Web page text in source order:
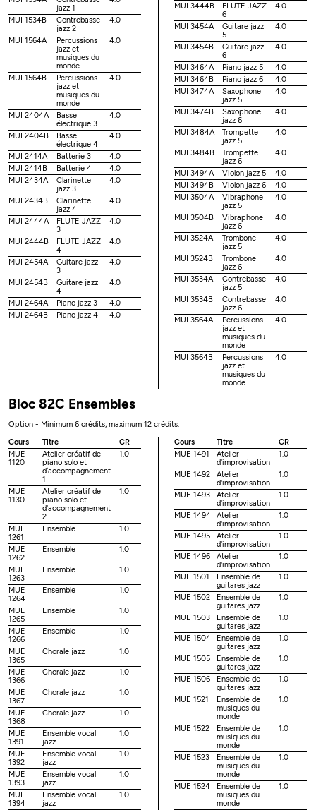
jazz 1
MUI 1534B
Contrebasse
jazz 2
4.0
MUI 1564A
Percussions
jazz et
musiques du
monde
4.0
MUI 1564B
Percussions
jazz et
musiques du
monde
4.0
MUI 2404A
Basse
électrique 3
4.0
MUI 2404B
Basse
électrique 4
4.0
MUI 2414A Batterie 3
4.0
MUI 2414B
Batterie 4
4.0
MUI 2434A
Clarinette
jazz 3
4.0
MUI 2434B
Clarinette
jazz 4
4.0
MUI 2444A
FLUTE JAZZ
3
4.0
MUI 2444B
FLUTE JAZZ
4
4.0
MUI 2454A
Guitare jazz
3
4.0
MUI 2454B
Guitare jazz
4
4.0
MUI 2464A Piano jazz 3
4.0
MUI 2464B
Piano jazz 4 4.0
MUI 3444B
FLUTE JAZZ
6
4.0
MUI 3454A
Guitare jazz
5
4.0
MUI 3454B
Guitare jazz
6
4.0
MUI 3464A Piano jazz 5
4.0
MUI 3464B
Piano jazz 6
4.0
MUI 3474A
Saxophone
jazz 5
4.0
MUI 3474B
Saxophone
jazz 6
4.0
MUI 3484A
Trompette
jazz 5
4.0
MUI 3484B
Trompette
jazz 6
4.0
MUI 3494A Violon jazz 5
4.0
MUI 3494B
Violon jazz 6
4.0
MUI 3504A
Vibraphone
jazz 5
4.0
MUI 3504B
Vibraphone
jazz 6
4.0
MUI 3524A
Trombone
jazz 5
4.0
MUI 3524B
Trombone
jazz 6
4.0
MUI 3534A
Contrebasse
jazz 5
4.0
MUI 3534B
Contrebasse
jazz 6
4.0
MUI 3564A
Percussions
jazz et
musiques du
monde
4.0
MUI 3564B
Percussions
jazz et
musiques du
monde
4.0
Bloc 82C Ensembles
Option - Minimum 6 crédits, maximum 12 crédits.
Cours
Titre
CR
MUE
1120
Atelier créatif de
piano solo et
d’accompagnement
1
1.0
MUE
1130
Atelier créatif de
piano solo et
d'accompagnement
2
1.0
MUE
1261
Ensemble 1.0
MUE
1262
Ensemble 1.0
MUE
1263
Ensemble 1.0
MUE
1264
Ensemble 1.0
MUE
1265
Ensemble 1.0
MUE
1266
Ensemble 1.0
MUE
1365
Chorale jazz 1.0
MUE
1366
Chorale jazz 1.0
MUE
1367
Chorale jazz 1.0
MUE
1368
Chorale jazz 1.0
MUE
1391
Ensemble vocal
jazz
1.0
MUE
1392
Ensemble vocal
jazz
1.0
MUE
1393
Ensemble vocal
jazz
1.0
MUE
1394
Ensemble vocal
jazz
1.0
Cours Titre
CR
MUE 1491
Atelier
d'improvisation
1.0
MUE 1492
Atelier
d'improvisation
1.0
MUE 1493
Atelier
d'improvisation
1.0
MUE 1494
Atelier
d'improvisation
1.0
MUE 1495
Atelier
d'improvisation
1.0
MUE 1496
Atelier
d'improvisation
1.0
MUE 1501
Ensemble de
guitares jazz
1.0
MUE 1502
Ensemble de
guitares jazz
1.0
MUE 1503
Ensemble de
guitares jazz
1.0
MUE 1504
Ensemble de
guitares jazz
1.0
MUE 1505
Ensemble de
guitares jazz
1.0
MUE 1506
Ensemble de
guitares jazz
1.0
MUE 1521
Ensemble de
musiques du
monde
1.0
MUE 1522
Ensemble de
musiques du
monde
1.0
MUE 1523
Ensemble de
musiques du
monde
1.0
MUE 1524
Ensemble de
musiques du
monde
1.0